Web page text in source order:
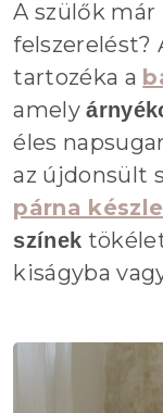
A szülők már
felszerelést?
tartozéka a
amely
éles
az újdonsült
párna
színek
kiságyba